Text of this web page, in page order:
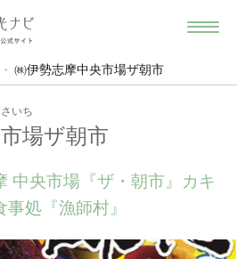
㈱伊勢志摩中央市場ザ朝市
いち
場ザ朝市
中央市場『ザ・朝市』カキ
処『漁師村』